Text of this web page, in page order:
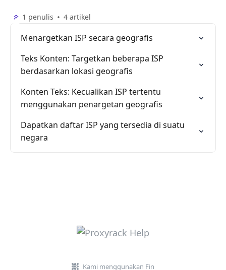
1 penulis 4 artikel
Menargetkan ISP secara geografis
Teks Konten: Targetkan beberapa ISP
berdasarkan lokasi geografis
Konten Teks: Kecualikan ISP tertentu
menggunakan penargetan geografis
Dapatkan daftar ISP yang tersedia di suatu
negara
Kami menggunakan Fin